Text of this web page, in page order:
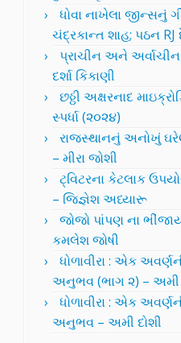
ધોવા નાખેલા જીન્સનું
ચંદ્રકાન્ત શાહ; પઠન RJ
પ્રાચીન અને અર્વાચીન
દર્શા કિકાણી
છઠ્ઠી અક્ષરનાદ
સ્પર્ધા (૨૦૨૪)
રાજસ્થાનનું અનોખું
– મીરા જોશી
ટ્વિટરના કેટલાક
– જિજ્ઞેશ અધ્યારૂ
જોજો પાંપણ ના
કમલેશ જોષી
ધોળાવીરા : એક
અનુભવ (ભાગ ૨) – અમી
ધોળાવીરા : એક
અનુભવ – અમી દોશી